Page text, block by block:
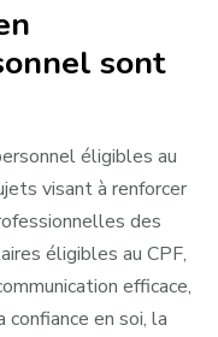
sont
éligibles au
visant à renforcer
des
éligibles au CPF,
efficace,
en soi, la